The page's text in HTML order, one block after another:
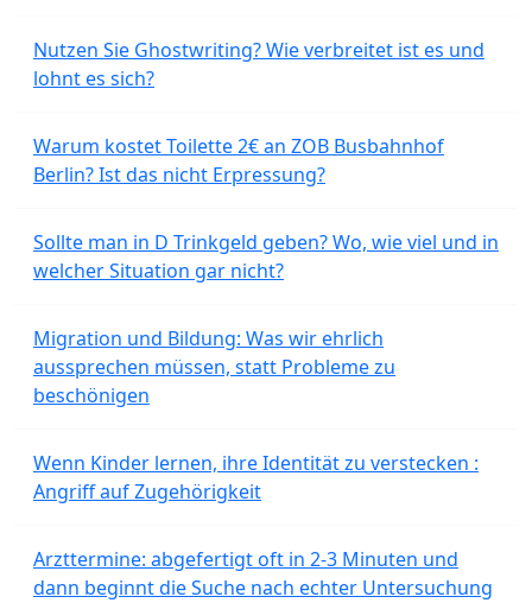
Nutzen Sie Ghostwriting? Wie verbreitet ist es und
lohnt es sich?
Warum kostet Toilette 2€ an ZOB Busbahnhof
Berlin? Ist das nicht Erpressung?
Sollte man in D Trinkgeld geben? Wo, wie viel und in
welcher Situation gar nicht?
Migration und Bildung: Was wir ehrlich
aussprechen müssen, statt Probleme zu
beschönigen
Wenn Kinder lernen, ihre Identität zu verstecken :
Angriff auf Zugehörigkeit
Arzttermine: abgefertigt oft in 2-3 Minuten und
dann beginnt die Suche nach echter Untersuchung